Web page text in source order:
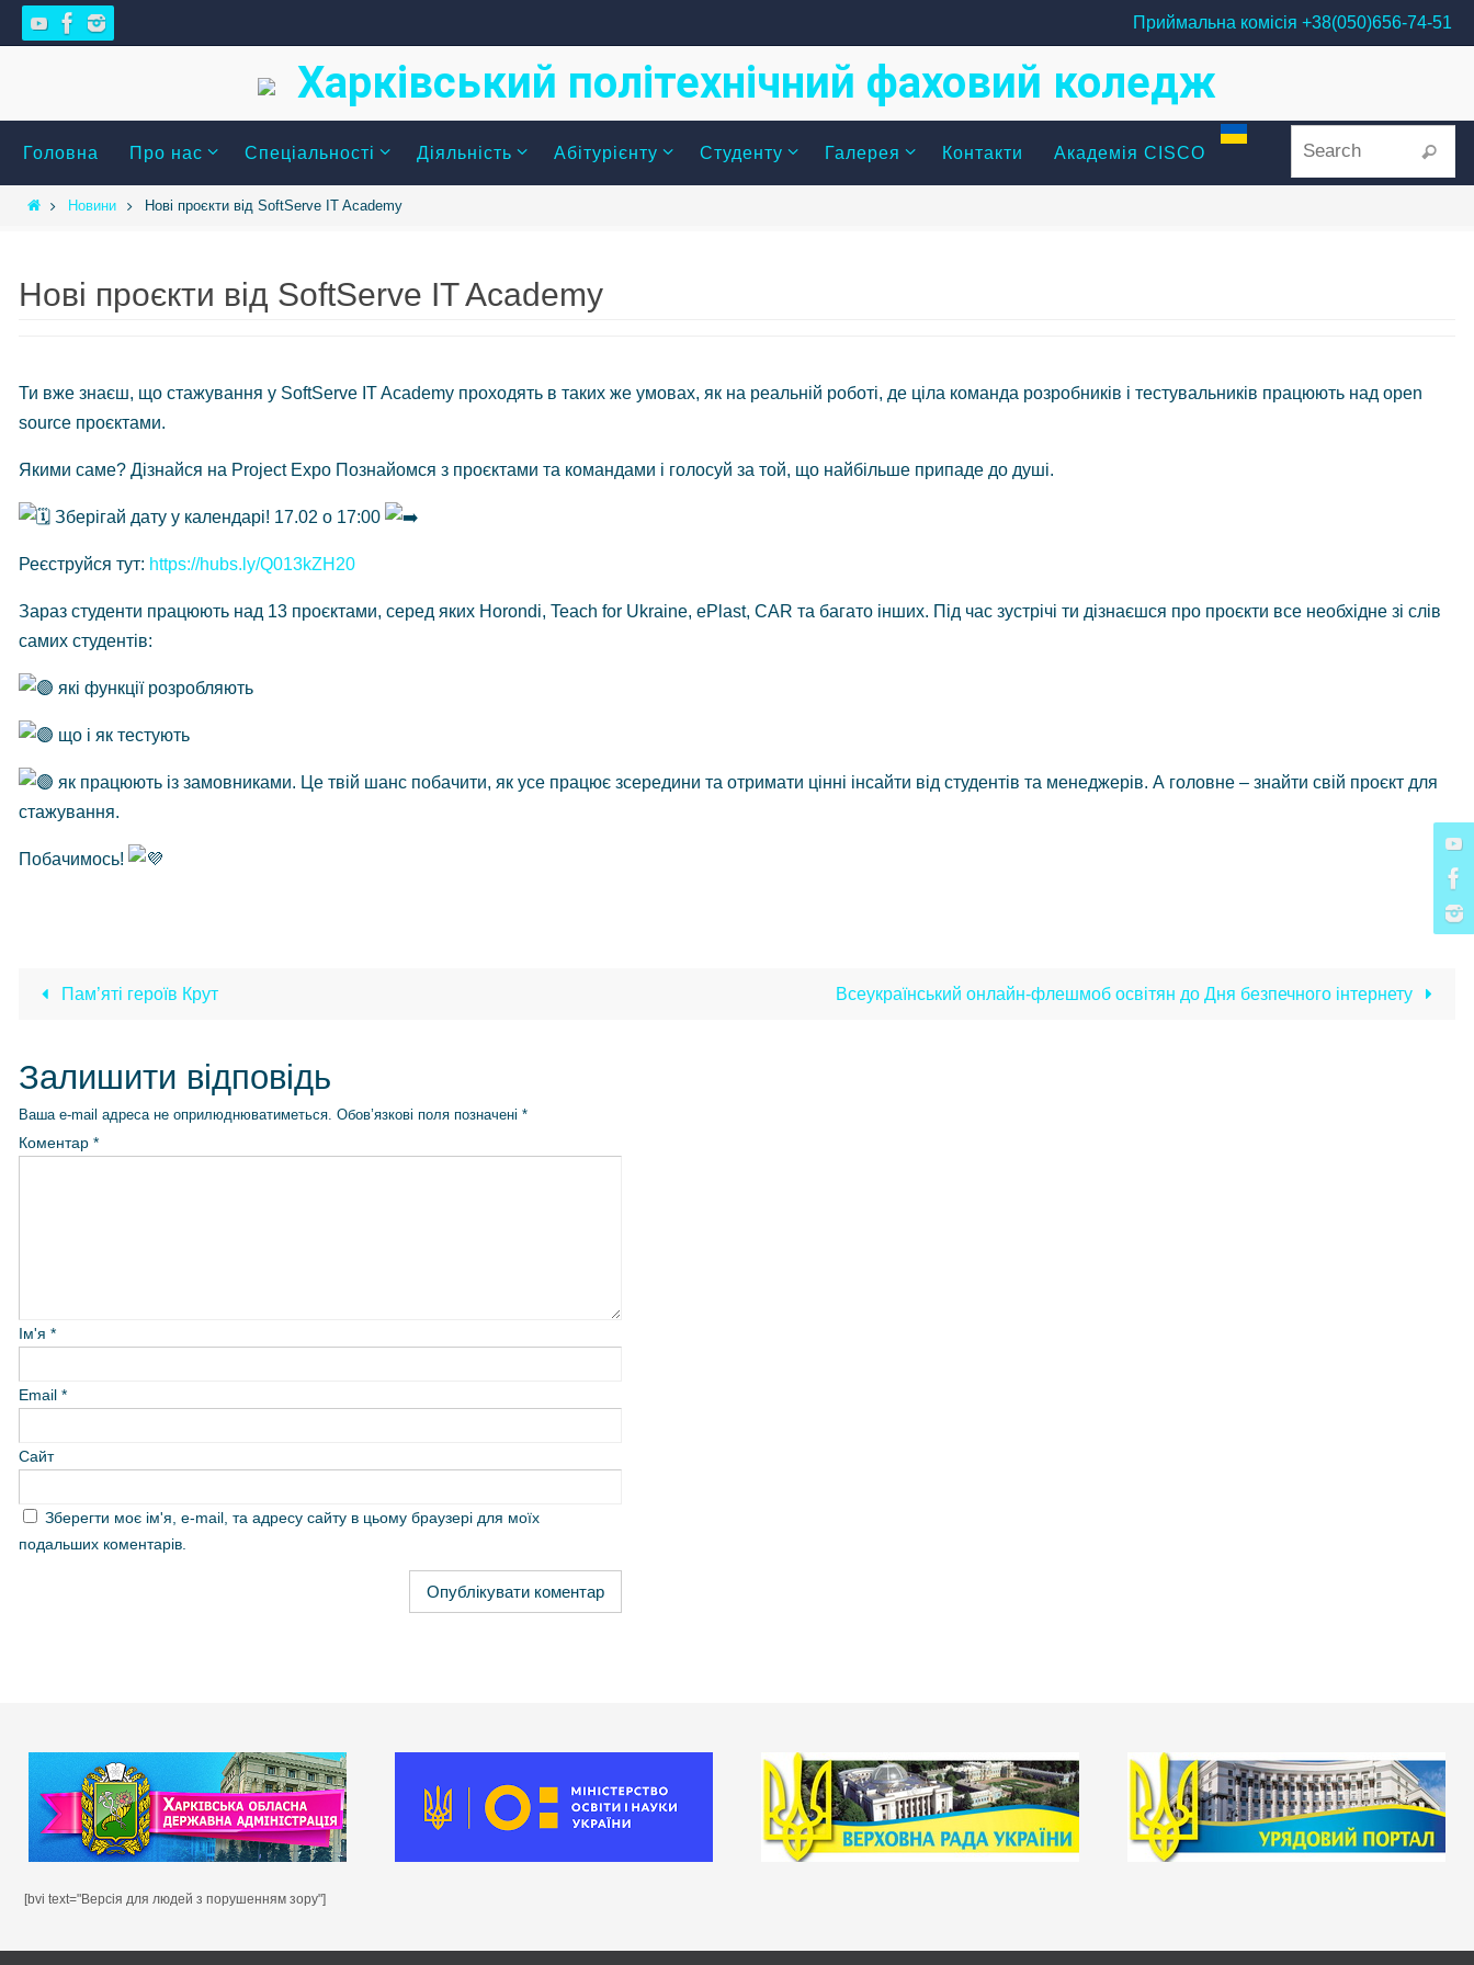
Skip
to
Приймальна комісія +38(050)656-74-51
Харківський політехнічний фаховий коледж
content
Головна Про нас Спеціальності Діяльність Абітурієнту Студенту Галерея Контакти Академія CISCO Search
HomeНовини Нові проєкти від SoftServe IT Academy
Нові проєкти від SoftServe IT Academy
Ти вже знаєш, що стажування у SoftServe IT Academy проходять в таких же умовах, як на реальній роботі, де ціла команда розробників і тестувальників працюють над open
source проєктами.
Якими саме? Дізнайся на Project Expo Познайомся з проєктами та командами і голосуй за той, що найбільше припаде до душі.
Зберігай дату у календарі! 17.02 о 17:00
Реєструйся тут: https://hubs.ly/Q013kZH20
Зараз студенти працюють над 13 проєктами, серед яких Horondi, Teach for Ukraine, ePlast, CAR та багато інших. Під час зустрічі ти дізнаєшся про проєкти все необхідне зі слів
самих студентів:
які функції розробляють
що і як тестують
як працюють із замовниками. Це твій шанс побачити, як усе працює зсередини та отримати цінні інсайти від студентів та менеджерів. А головне – знайти свій проєкт для
стажування.
Побачимось!
Пам’ятi героїв Крут Всеукраїнський онлайн-флешмоб освітян до Дня безпечного інтернету
Залишити відповідь
Ваша e-mail адреса не оприлюднюватиметься. Обов’язкові поля позначені *
Коментар *
Ім'я *
Email *
Сайт
Зберегти моє ім'я, e-mail, та адресу сайту в цьому браузері для моїх
подальших коментарів.
[bvi text="Версія для людей з порушенням зору"]